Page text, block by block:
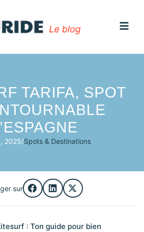
TARIFA, SPOT
2025/Spots & Destinations
sur
: Ton guide pour bien